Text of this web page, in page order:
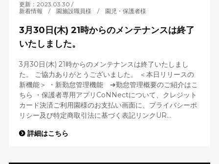
更新：2023.03.30
新着情報 / 園施設職員様 / 園児・保護者様
3月30日(木) 21時からのメンテナンスは終了
いたしました。
3月30日(木) 21時からのメンテナンスは終了いたしまし
た。 ご協力ありがとうございました。 ＜本日リリースの
新機能＞ ・新勤怠管理機能 ➔勤怠管理概要のご紹介はこ
ちら ・保護者専用アプリCoNNectについて、クレジット
カード決済ご利用園様のお支払い画面に、プライバシーポ
リシー及び特定商取引法に基づく表記リンクUR...
詳細はこちら